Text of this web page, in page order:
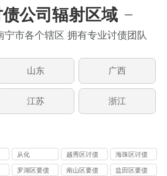
公司辐射区域
宁市各个辖区 拥有专业讨债团队
山东 广西
江苏 浙江
从化
越秀区讨债
公司
海珠区讨债
公司
罗湖区要债
南山区要债
盐田区要债